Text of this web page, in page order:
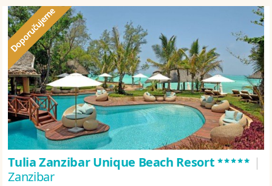
Tulia Zanzibar Unique Beach Resort***** |
Zanzibar